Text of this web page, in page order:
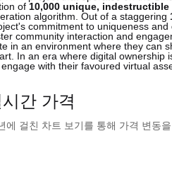
of 10,000 unique, indestructible
algorithm. Out of a staggering
commitment to uniqueness and
community interaction and
in an environment where they can
In an era where digital ownership
with their favoured virtual
간 가격
걸친 차트 보기를 통해 가격 변동을